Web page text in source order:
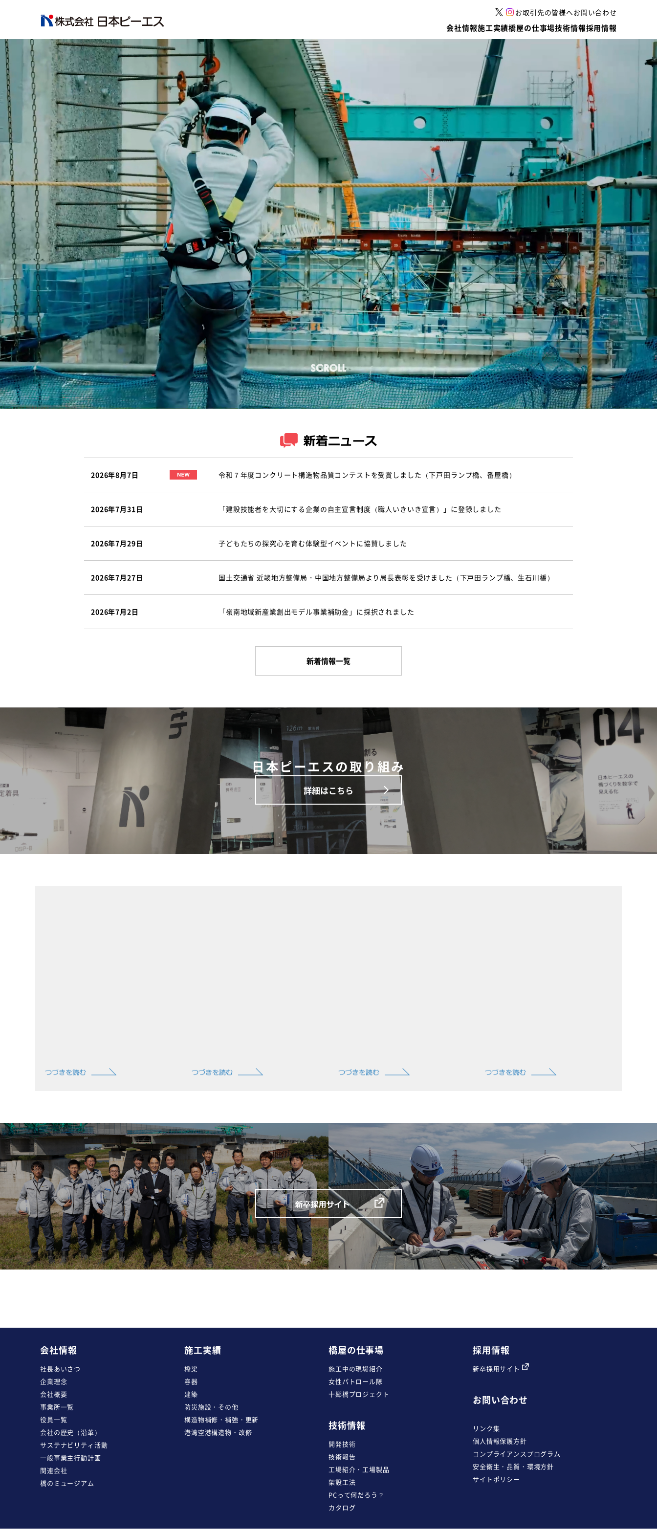
お取引先の皆様へお問い合わせ
会社情報施工実績橋屋の仕事場技術情報採用情報
2026年8月7日 令和７年度コンクリート構造物品質コンテストを受賞しました（下戸田ランプ橋、番屋橋）
2026年7月31日 「建設技能者を大切にする企業の自主宣言制度（職人いきいき宣言）」に登録しました
2026年7月29日 子どもたちの探究心を育む体験型イベントに協賛しました
2026年7月27日 国土交通省 近畿地方整備局・中国地方整備局より局長表彰を受けました（下戸田ランプ橋、生石川橋）
2026年7月2日 「嶺南地域新産業創出モデル事業補助金」に採択されました
新着情報一覧
日本ピーエスの取り組み
詳細はこちら
会社情報
社長あいさつ
企業理念
会社概要
事業所一覧
役員一覧
会社の歴史（沿革）
サステナビリティ活動
一般事業主行動計画
関連会社
橋のミュージアム
施工実績
橋梁
容器
建築
防災施設・その他
構造物補修・補強・更新
港湾空港構造物・改修
橋屋の仕事場
施工中の現場紹介
女性パトロール隊
十郷橋プロジェクト
技術情報
開発技術
技術報告
工場紹介・工場製品
架設工法
PCって何だろう？
カタログ
採用情報
新卒採用サイト
お問い合わせ
リンク集
個人情報保護方針
コンプライアンスプログラム
安全衛生・品質・環境方針
サイトポリシー